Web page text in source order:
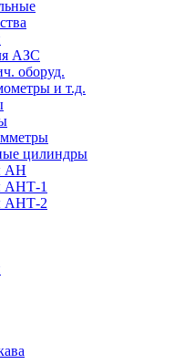
АЗС
оборуд.
и т.д.
цилиндры
АН
АНТ-1
АНТ-2